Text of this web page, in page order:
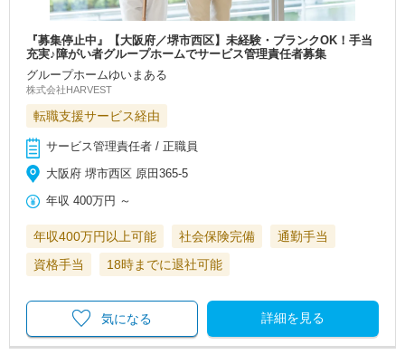
『募集停止中』【大阪府／堺市西区】未経験・ブランクOK！手当
充実♪障がい者グループホームでサービス管理責任者募集
グループホームゆいまある
株式会社HARVEST
転職支援サービス経由
サービス管理責任者 / 正職員
大阪府 堺市西区 原田365-5
年収 400万円 ～
年収400万円以上可能 社会保険完備
通勤手当
資格手当
18時までに退社可能
詳細を見る
気になる